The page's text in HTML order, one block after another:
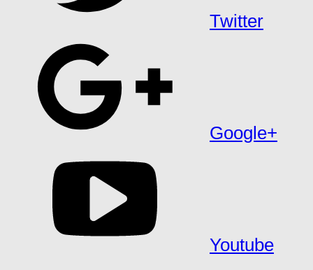
Twitter
Google+
Youtube